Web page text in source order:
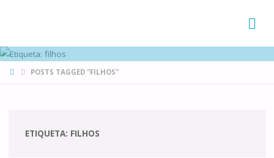
HOMEPOSTS TAGGED "FILHOS"
ETIQUETA: FILHOS